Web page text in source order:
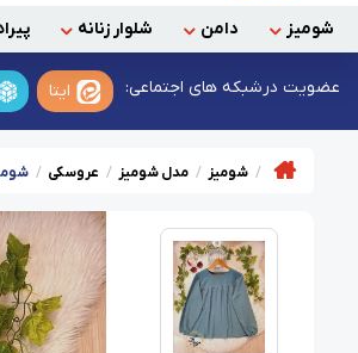
شومیز دامن شلوار زنانه
عضویت درشبکه های اجتماعی: ایتا
شومیز مدل شومیز عروسکی